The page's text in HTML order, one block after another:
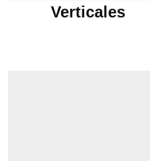
Verticales